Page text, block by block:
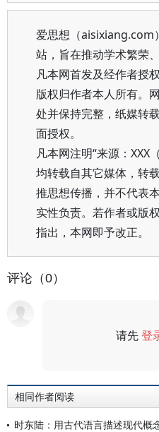
爱思想（aisixiang.com
站，旨在推动学术繁荣
凡本网首发及经作者授
版权归作者本人所有。
处并保持完整，纸媒转
面授权。
凡本网注明“来源：XXX
均转载自其它媒体，转
推思想传播，并不代表
实性负责。若作者或版
指出，本网即予改正。
评论（0）
请先登
相同作者阅读
时东陆：用古代语言描述现代概